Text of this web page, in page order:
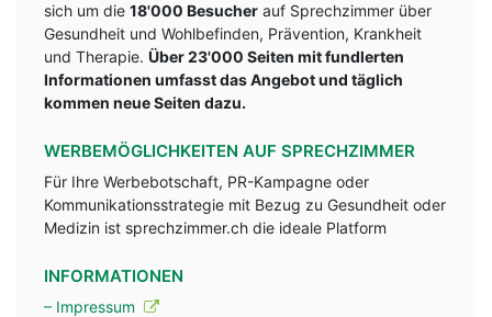
sich um die 18'000 Besucher auf Sprechzimmer über
Gesundheit und Wohlbefinden, Prävention, Krankheit
und Therapie. Über 23'000 Seiten mit fundlerten
Informationen umfasst das Angebot und täglich
kommen neue Seiten dazu.
WERBEMÖGLICHKEITEN AUF SPRECHZIMMER
Für Ihre Werbebotschaft, PR-Kampagne oder
Kommunikationsstrategie mit Bezug zu Gesundheit oder
Medizin ist sprechzimmer.ch die ideale Platform
INFORMATIONEN
– Impressum